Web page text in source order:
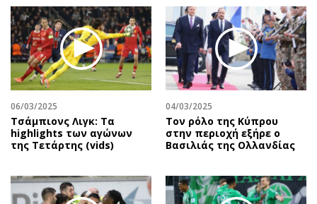
06/03/2025
Τσάμπιονς Λιγκ: Τα
highlights των αγώνων
της Τετάρτης (vids)
04/03/2025
Τον ρόλο της Κύπρου
στην περιοχή εξήρε ο
Βασιλιάς της Ολλανδίας